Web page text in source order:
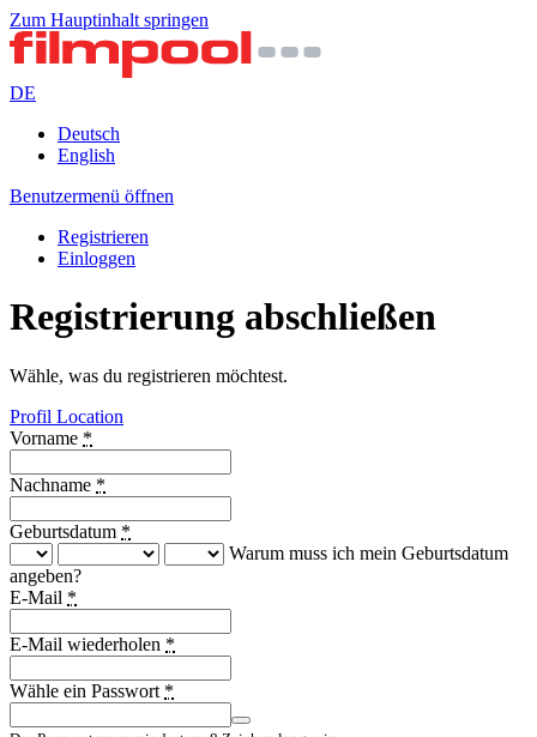
Zum Hauptinhalt springen
DE
Deutsch
English
Benutzermenü öffnen
Registrieren
Einloggen
Registrierung abschließen
Wähle, was du registrieren möchtest.
Profil Location
Vorname *
Nachname *
Geburtsdatum *
Warum muss ich mein Geburtsdatum
angeben?
E-Mail *
E-Mail wiederholen *
Wähle ein Passwort *